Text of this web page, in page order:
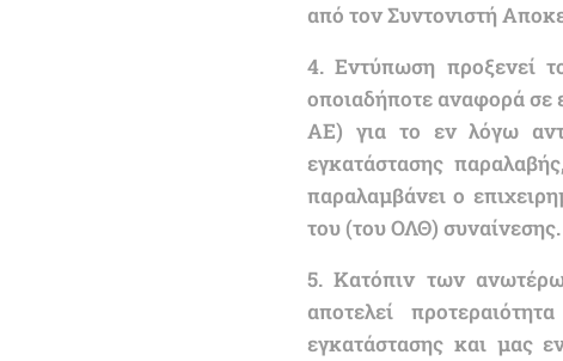
από τον Συντονιστή
4. Εντύπωση προξενεί
οποιαδήποτε αναφορά σε
ΑΕ) για το εν λόγω
εγκατάστασης
παραλαμβάνει ο
του (του ΟΛΘ) συναίνεσης.
5. Κατόπιν των
αποτελεί
εγκατάστασης και μας